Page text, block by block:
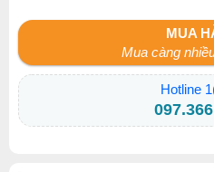
MUA
Mua càng
Hotline